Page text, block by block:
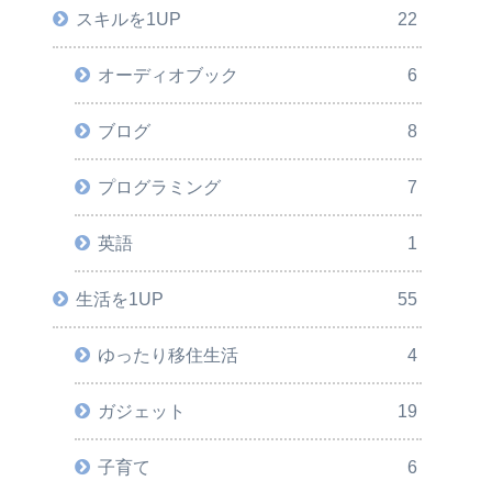
スキルを1UP 22
オーディオブック 6
ブログ 8
プログラミング 7
英語 1
生活を1UP 55
ゆったり移住生活 4
ガジェット 19
子育て 6